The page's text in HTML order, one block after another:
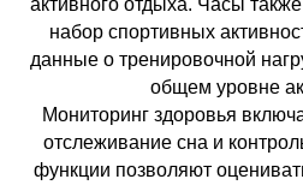
активного отдыха. Часы
набор спортивных
данные о тренировочной
общем уровне
Мониторинг здоровья
отслеживание сна и
функции позволяют